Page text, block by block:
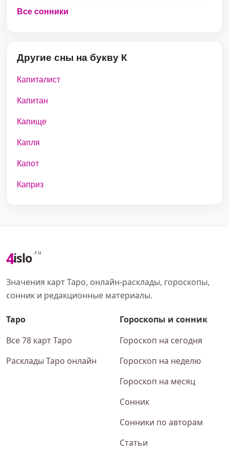
Все сонники
Другие сны на букву К
Капиталист
Капитан
Капище
Капля
Капот
Каприз
4islo .ru
Значения карт Таро, онлайн-расклады, гороскопы,
сонник и редакционные материалы.
Таро
Все 78 карт Таро
Расклады Таро онлайн
Гороскопы и сонник
Гороскоп на сегодня
Гороскоп на неделю
Гороскоп на месяц
Сонник
Сонники по авторам
Статьи